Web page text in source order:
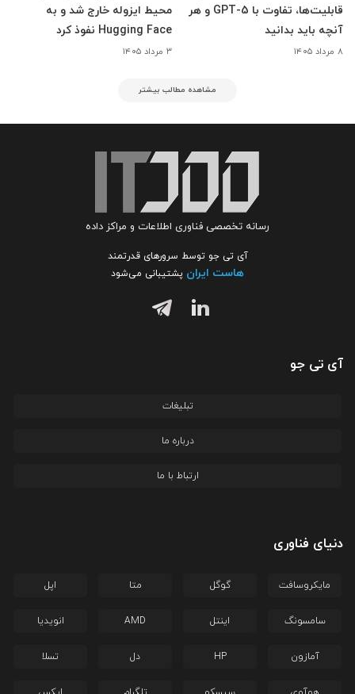
قابلیت‌ها، تفاوت با GPT-5 و هر
آنچه باید بدانید
۸ مرداد ۱۴۰۵
محیط ایزوله خارج شد و به
Hugging Face نفوذ کرد
۳ مرداد ۱۴۰۵
مشاهده مطالب بیشتر
رسانه تخصصی فناوری اطلاعات و مراکز داده
آی تی جو توسط سرورهای قدرتمند
هاست ایران پشتیبانی می‌شود
آی تی جو
تبلیغات
درباره ما
ارتباط با ما
دنیای فناوری
مایکروسافت گوگل متا اپل
سامسونگ اینتل AMD انویدیا
آمازون HP دل تسلا